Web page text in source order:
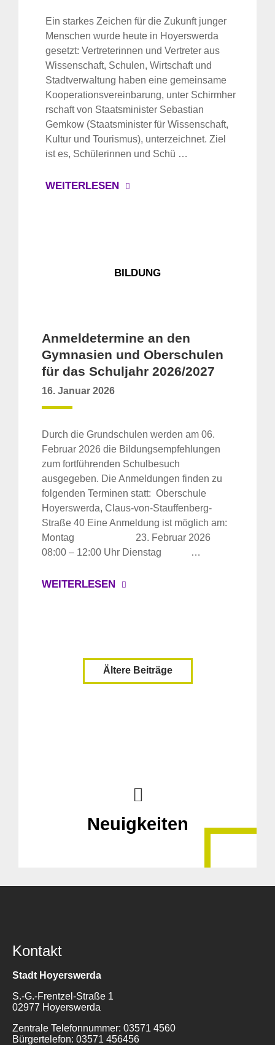
Ein starkes Zeichen für die Zukunft junger
Menschen wurde heute in Hoyerswerda
gesetzt: Vertreterinnen und Vertreter aus
Wissenschaft, Schulen, Wirtschaft und
Stadtverwaltung haben eine gemeinsame
Kooperationsvereinbarung, unter Schirmher
rschaft von Staatsminister Sebastian
Gemkow (Staatsminister für Wissenschaft,
Kultur und Tourismus), unterzeichnet. Ziel
ist es, Schülerinnen und Schü …
WEITERLESEN
BILDUNG
Anmeldetermine an den
Gymnasien und Oberschulen
für das Schuljahr 2026/2027
16. Januar 2026
Durch die Grundschulen werden am 06.
Februar 2026 die Bildungsempfehlungen
zum fortführenden Schulbesuch
ausgegeben. Die Anmeldungen finden zu
folgenden Terminen statt: Oberschule
Hoyerswerda, Claus-von-Stauffenberg-
Straße 40 Eine Anmeldung ist möglich am:
Montag 23. Februar 2026
08:00 – 12:00 Uhr Dienstag …
WEITERLESEN
Ältere Beiträge
Neuigkeiten
Kontakt
Stadt Hoyerswerda
S.-G.-Frentzel-Straße 1
02977 Hoyerswerda
Zentrale Telefonnummer: 03571 4560
Bürgertelefon: 03571 456456